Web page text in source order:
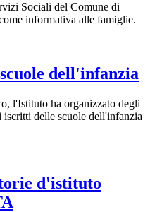
Sociali del Comune di
informativa alle famiglie.
dell'infanzia
l'Istituto ha organizzato degli
delle scuole dell'infanzia
d'istituto